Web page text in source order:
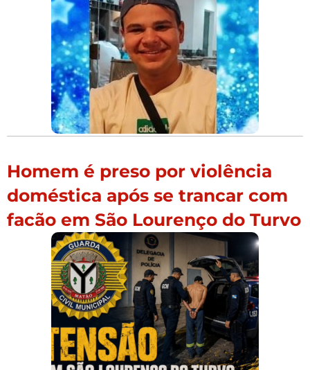
Homem é preso por violência
doméstica após se trancar com
facão em São Lourenço do Turvo